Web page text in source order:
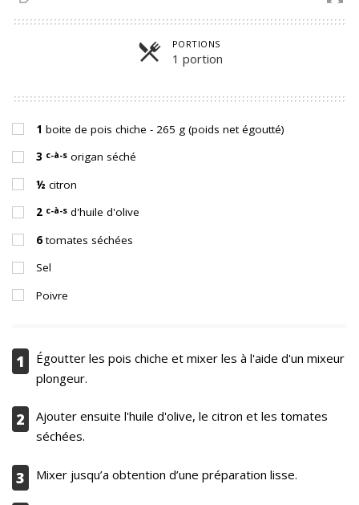
PORTIONS
1 portion
1 boite de pois chiche - 265 g (poids net égoutté)
3 c-à-s origan séché
½ citron
2 c-à-s d'huile d'olive
6 tomates séchées
Sel
Poivre
1
Égoutter les pois chiche et mixer les à l'aide d'un mixeur
plongeur.
2
Ajouter ensuite l'huile d'olive, le citron et les tomates
séchées.
3 Mixer jusqu’a obtention d’une préparation lisse.